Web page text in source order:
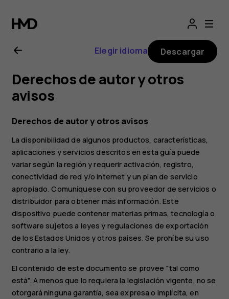
Guía
del
usuario
de
Nokia
C30
Elegir idioma Descargar
Derechos de autor y otros
avisos
Derechos de autor y otros avisos
La disponibilidad de algunos productos, características,
aplicaciones y servicios descritos en esta guía puede
variar según la región y requerir activación, registro,
conectividad de red y/o Internet y un plan de servicio
apropiado. Comuníquese con su proveedor de servicios o
distribuidor para obtener más información. Este
dispositivo puede contener materias primas, tecnología o
software sujetos a leyes y regulaciones de exportación
de los Estados Unidos y otros países. Se prohíbe su uso
contrario a la ley.
El contenido de este documento se provee "tal como
está". A menos que lo requiera la legislación vigente, no se
otorgará ninguna garantía, sea expresa o implícita, en